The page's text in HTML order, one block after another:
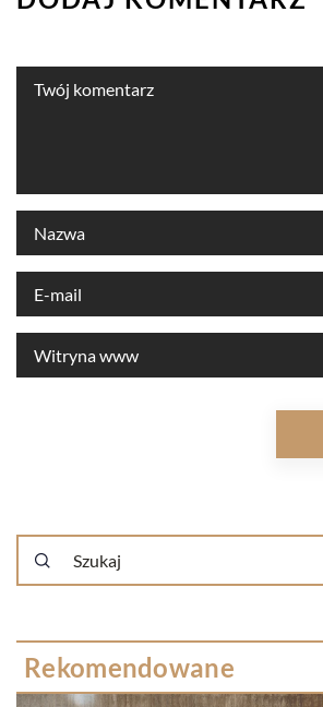
Rekomendowane